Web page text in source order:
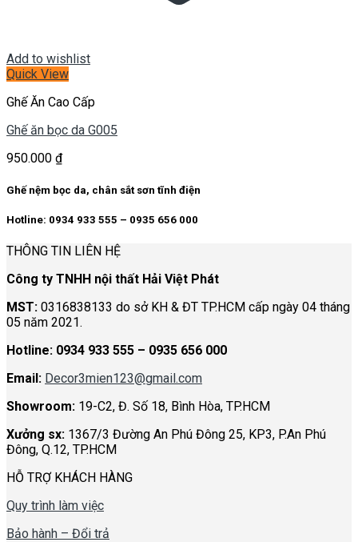
Add to wishlist
Quick View
Ghế Ăn Cao Cấp
Ghế ăn bọc da G005
950.000 ₫
Ghế nệm bọc da, chân sắt sơn tĩnh điện
Hotline: 0934 933 555 – 0935 656 000
THÔNG TIN LIÊN HỆ
Công ty TNHH nội thất Hải Việt Phát
MST: 0316838133 do sở KH & ĐT TP.HCM cấp ngày 04 tháng
05 năm 2021.
Hotline: 0934 933 555 – 0935 656 000
Email: Decor3mien123@gmail.com
Showroom: 19-C2, Đ. Số 18, Bình Hòa, TP.HCM
Xưởng sx: 1367/3 Đường An Phú Đông 25, KP3, P.An Phú
Đông, Q.12, TP.HCM
HỖ TRỢ KHÁCH HÀNG
Quy trình làm việc
Bảo hành – Đổi trả